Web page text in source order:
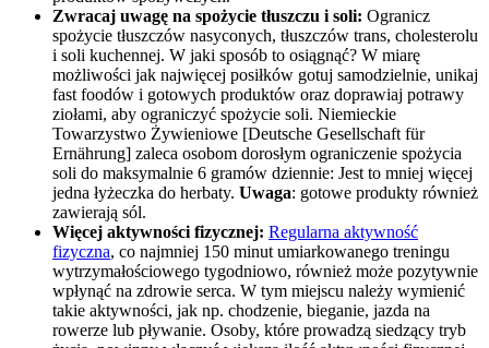
Zwracaj uwagę na spożycie tłuszczu i soli: Ogranicz
spożycie tłuszczów nasyconych, tłuszczów trans, cholesterolu
i soli kuchennej. W jaki sposób to osiągnąć? W miarę
możliwości jak najwięcej posiłków gotuj samodzielnie, unikaj
fast foodów i gotowych produktów oraz doprawiaj potrawy
ziołami, aby ograniczyć spożycie soli. Niemieckie
Towarzystwo Żywieniowe [Deutsche Gesellschaft für
Ernährung] zaleca osobom dorosłym ograniczenie spożycia
soli do maksymalnie 6 gramów dziennie: Jest to mniej więcej
jedna łyżeczka do herbaty. Uwaga: gotowe produkty również
zawierają sól.
Więcej aktywności fizycznej: Regularna aktywność
fizyczna, co najmniej 150 minut umiarkowanego treningu
wytrzymałościowego tygodniowo, również może pozytywnie
wpłynąć na zdrowie serca. W tym miejscu należy wymienić
takie aktywności, jak np. chodzenie, bieganie, jazda na
rowerze lub pływanie. Osoby, które prowadzą siedzący tryb